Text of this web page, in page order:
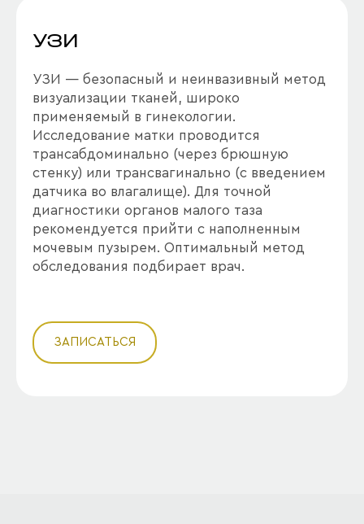
УЗИ
УЗИ — безопасный и неинвазивный метод
визуализации тканей, широко
применяемый в гинекологии.
Исследование матки проводится
трансабдоминально (через брюшную
стенку) или трансвагинально (с введением
датчика во влагалище). Для точной
диагностики органов малого таза
рекомендуется прийти с наполненным
мочевым пузырем. Оптимальный метод
обследования подбирает врач.
ЗАПИСАТЬСЯ